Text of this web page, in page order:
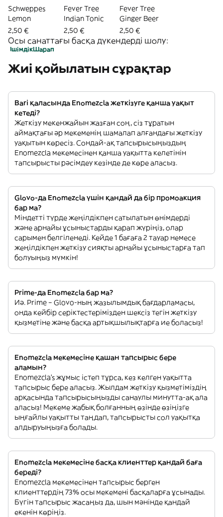
Schweppes
Lemon
2,50 €
Fever Tree
Indian Tonic
2,50 €
Fever Tree
Ginger Beer
2,50 €
Осы санаттағы басқа дүкендерді шолу:
ІшімдікШарап
Жиі қойылатын сұрақтар
Bari қаласында Enomezcla жеткізуге қанша уақыт
кетеді?
Жеткізу мекенжайын жазған соң, сіз тұратын
аймақтағы әр мекеменің шамалап алғандағы жеткізу
уақытын көресіз. Сондай-ақ тапсырысыңыздың
Enomezcla мекемесінен қанша уақытта келетінін
тапсырысты рәсімдеу кезінде де көре аласыз.
Glovo-да Enomezcla үшін қандай да бір промоакция
бар ма?
Міндетті түрде жеңілдікпен сатылатын өнімдерді
және арнайы ұсыныстарды қарап жүріңіз, олар
сарымен белгіленеді. Кейде 1 бағаға 2 тауар немесе
жеңілдікпен жеткізу сияқты арнайы ұсыныстарға тап
болуыңыз мүмкін!
Prime-да Enomezcla бар ма?
Иә. Prime – Glovo-ның жазылымдық бағдарламасы,
онда кейбір серіктестерімізден шексіз тегін жеткізу
қызметіне және басқа артықшылықтарға ие боласыз!
Enomezcla мекемесіне қашан тапсырыс бере
аламын?
Enomezcla’s жұмыс істеп тұрса, кез келген уақытта
тапсырыс бере аласыз. Жылдам жеткізу қызметіміздің
арқасында тапсырысыңызды санаулы минутта-ақ ала
аласыз! Мекеме жабық болғанның өзінде өзіңізге
ыңғайлы уақытты таңдап, тапсырысты сол уақытқа
алдыруыңызға болады.
Enomezcla мекемесіне басқа клиенттер қандай баға
береді?
Enomezcla мекемесінен тапсырыс берген
клиенттердің 73% осы мекемені басқаларға ұсынады.
Бүгін тапсырыс жасаңыз да, шын мәнінде қандай
екенін көріңіз.